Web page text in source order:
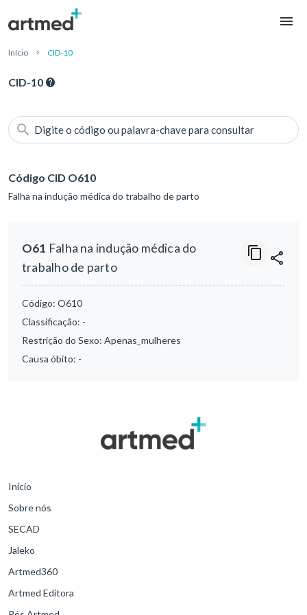
Início CID-10
CID-10
Digite o código ou palavra-chave para consultar
Código CID O610
Falha na indução médica do trabalho de parto
O61 Falha na indução médica do
trabalho de parto
Código: O610
Classificação: -
Restrição do Sexo: Apenas_mulheres
Causa óbito: -
Início
Sobre nós
SECAD
Jaleko
Artmed360
Artmed Editora